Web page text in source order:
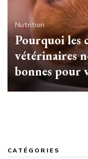
Nutrition
Pourquoi les
vétérinaires
bonnes pour
CATÉGORIES